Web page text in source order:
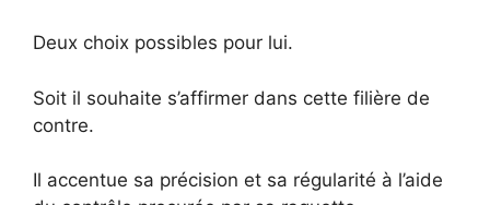
Deux choix possibles pour lui.
Soit il souhaite s’affirmer dans cette filière de
contre.
Il accentue sa précision et sa régularité à l’aide